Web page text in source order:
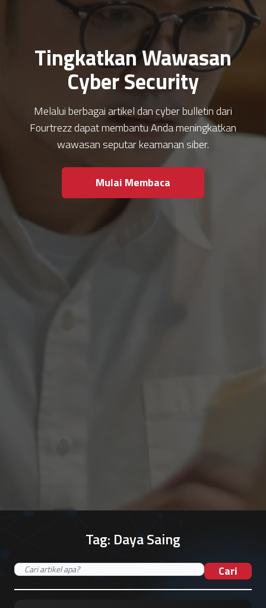
Tingkatkan Wawasan
Cyber Security
Melalui berbagai artikel dan cyber bulletin dari
Fourtrezz dapat membantu Anda meningkatkan
wawasan seputar keamanan siber.
Mulai Membaca
Tag: Daya Saing
Cari